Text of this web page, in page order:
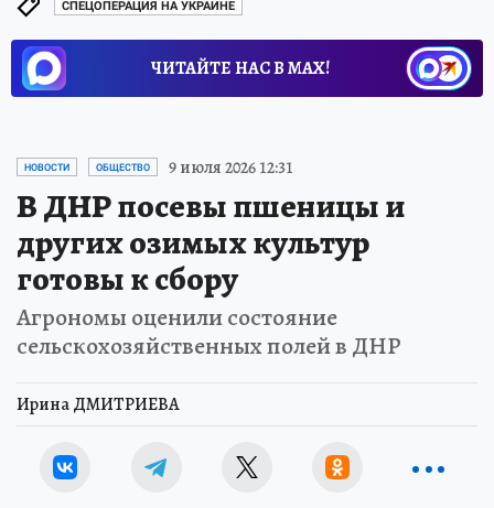
СПЕЦОПЕРАЦИЯ НА УКРАИНЕ
ЧИТАЙТЕ НАС В МАХ!
НОВОСТИ ОБЩЕСТВО 9 июля 2026 12:31
В ДНР посевы пшеницы и
других озимых культур
готовы к сбору
Агрономы оценили состояние
сельскохозяйственных полей в ДНР
Ирина ДМИТРИЕВА